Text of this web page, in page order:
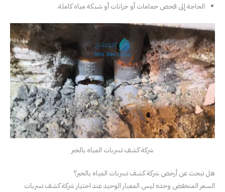
الحاجة إلى فحص حمامات أو خزانات أو شبكة مياه كاملة.
شركة كشف تسربات المياه بالخبر
هل تبحث عن أرخص شركة كشف تسربات المياه بالخبر؟
السعر المنخفض وحده ليس المعيار الوحيد عند اختيار شركة كشف تسربات